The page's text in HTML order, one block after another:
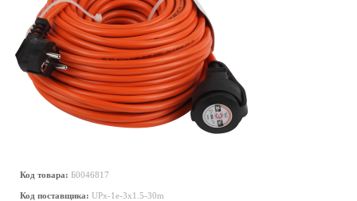
Код товара: Б0046817
Код поставщика: UPx-1e-3x1.5-30m